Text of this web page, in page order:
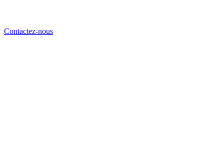
Contactez-nous